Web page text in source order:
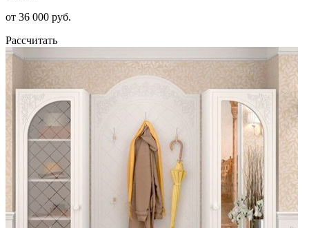
от 36 000 руб.
Рассчитать